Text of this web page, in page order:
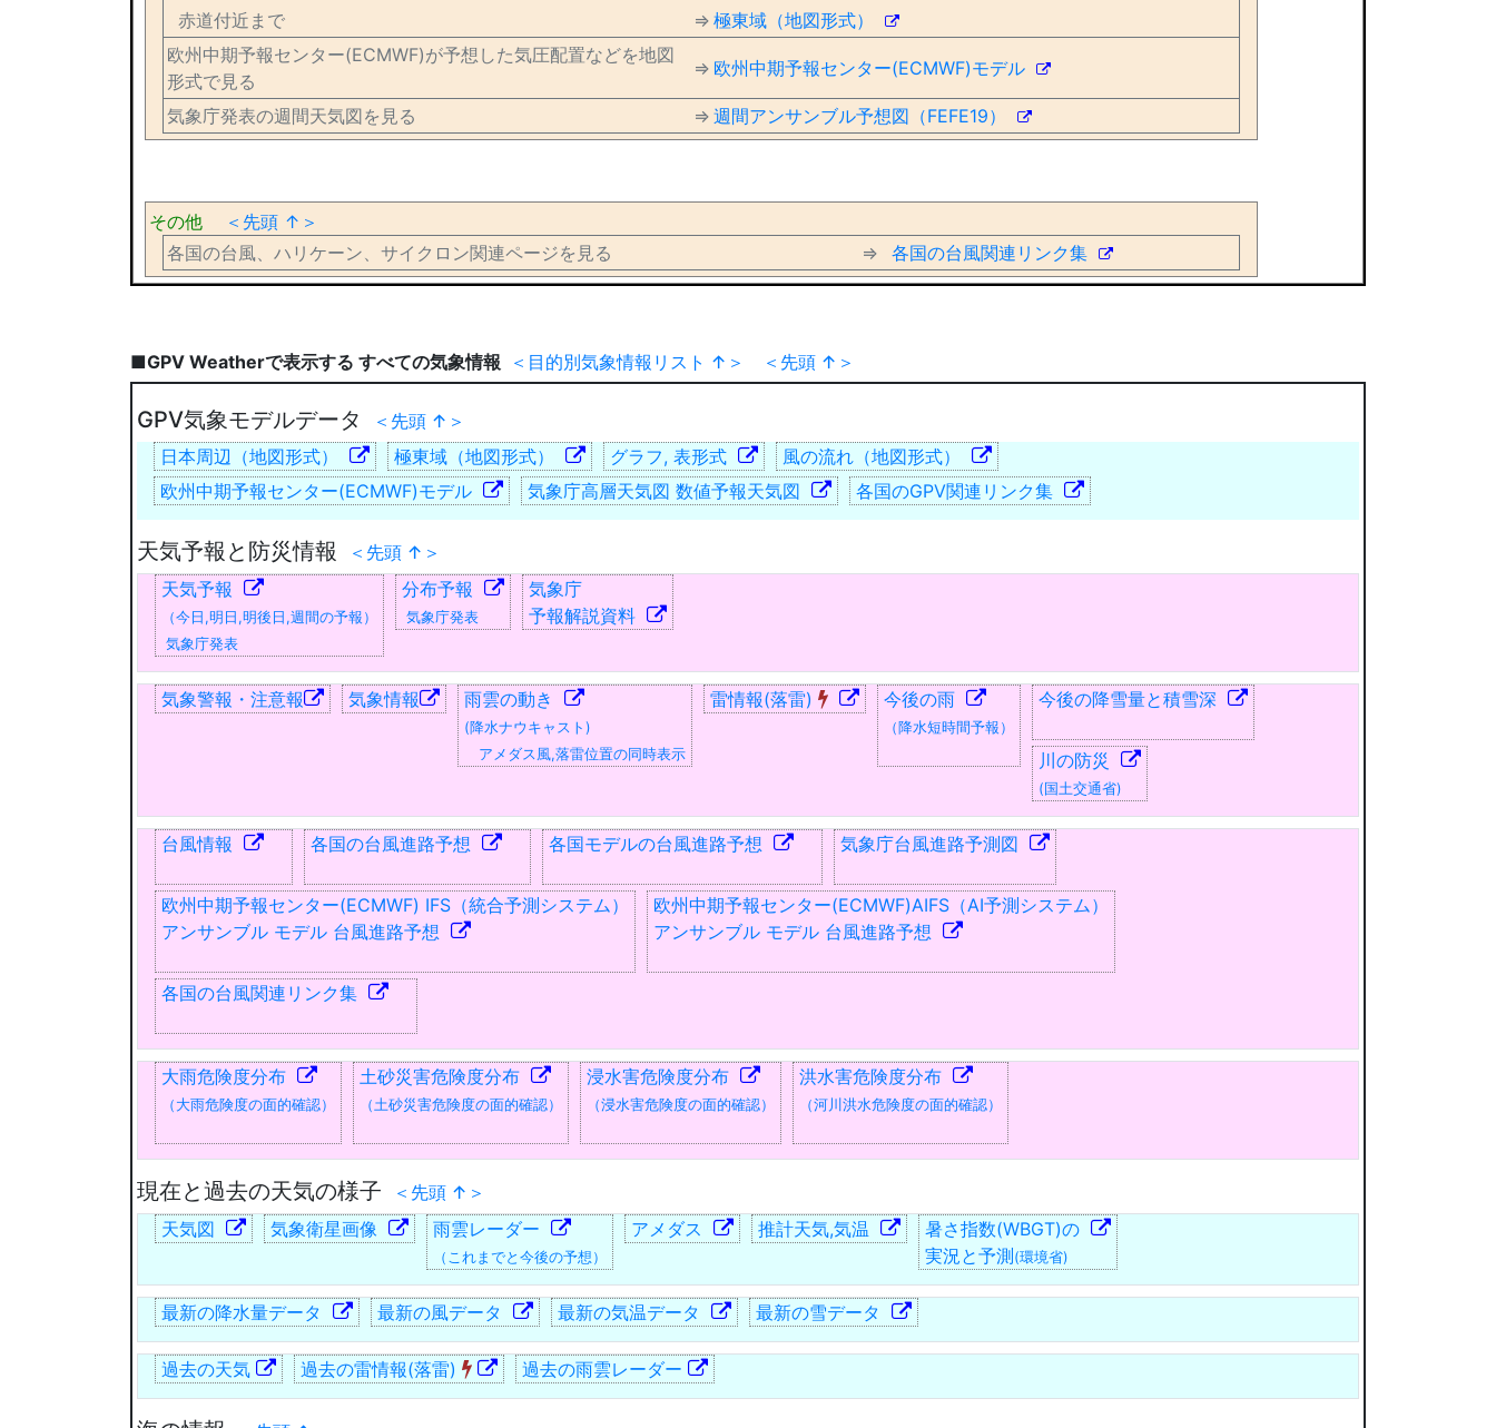
赤道付近まで
⇒ 極東域（地図形式）
欧州中期予報センター(ECMWF)が予想した気圧配置などを地図
形式で見る
⇒ 欧州中期予報センター(ECMWF)モデル
気象庁発表の週間天気図を見る ⇒ 週間アンサンブル予想図（FEFE19）
その他
＜先頭 ↑＞
各国の台風、ハリケーン、サイクロン関連ページを見る
⇒ 各国の台風関連リンク集
■GPV Weatherで表示する すべての気象情報 ＜目的別気象情報リスト ↑＞ ＜先頭 ↑＞
GPV気象モデルデータ
＜先頭 ↑＞
日本周辺（地図形式）
極東域（地図形式） グラフ, 表形式
風の流れ（地図形式）
欧州中期予報センター(ECMWF)モデル
気象庁高層天気図 数値予報天気図 各国のGPV関連リンク集
天気予報と防災情報
＜先頭 ↑＞
天気予報
（今日,明日,明後日,週間の予報）
気象庁発表
分布予報
気象庁発表
気象庁
予報解説資料
気象警報・注意報 気象情報 雨雲の動き
(降水ナウキャスト)
アメダス風,落雷位置の同時表示
雷情報(落雷) 今後の雨
（降水短時間予報）
今後の降雪量と積雪深
川の防災
(国土交通省)
台風情報 各国の台風進路予想 各国モデルの台風進路予想 気象庁台風進路予測図
欧州中期予報センター(ECMWF) IFS（統合予測システム）
アンサンブル モデル 台風進路予想
欧州中期予報センター(ECMWF)AIFS（AI予測システム）
アンサンブル モデル 台風進路予想
各国の台風関連リンク集
大雨危険度分布
（大雨危険度の面的確認）
土砂災害危険度分布
（土砂災害危険度の面的確認）
浸水害危険度分布
（浸水害危険度の面的確認）
洪水害危険度分布
（河川洪水危険度の面的確認）
現在と過去の天気の様子
＜先頭 ↑＞
天気図
気象衛星画像 雨雲レーダー
（これまでと今後の予想）
アメダス 推計天気,気温
暑さ指数(WBGT)の
実況と予測 (環境省)
最新の降水量データ 最新の風データ 最新の気温データ 最新の雪データ
過去の天気 過去の雷情報(落雷) 過去の雨雲レーダー